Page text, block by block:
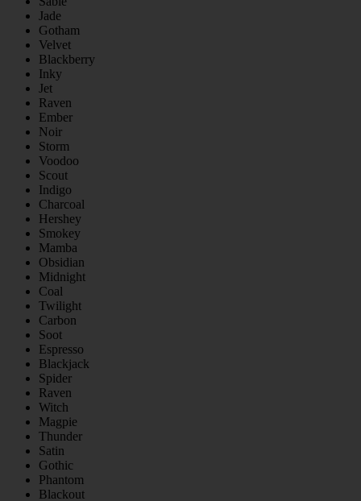
Jade
Gotham
Velvet
Blackberry
Inky
Jet
Raven
Ember
Noir
Storm
Voodoo
Scout
Indigo
Charcoal
Hershey
Smokey
Mamba
Obsidian
Midnight
Coal
Twilight
Carbon
Soot
Espresso
Blackjack
Spider
Raven
Witch
Magpie
Thunder
Satin
Gothic
Phantom
Blackout